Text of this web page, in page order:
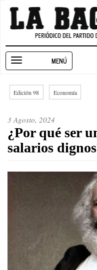
Pasar
contenido
navigation
Edición 98 Economía
3 Agosto, 2024
¿Por qué ser
salarios